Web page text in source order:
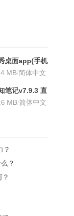
桌面app(手机
软件)v6.8.6
MB/简体中文
笔记v7.9.3 直
地VIP会员版
MB/简体中文
？
？